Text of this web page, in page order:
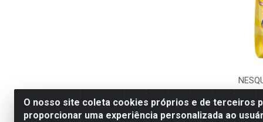
O nosso site coleta cookies próprios e de terceiros
proporcionar uma experiência personalizada ao